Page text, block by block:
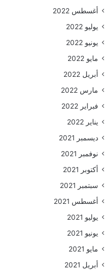
أغسطس 2022
يوليو 2022
يونيو 2022
مايو 2022
أبريل 2022
مارس 2022
فبراير 2022
يناير 2022
ديسمبر 2021
نوفمبر 2021
أكتوبر 2021
سبتمبر 2021
أغسطس 2021
يوليو 2021
يونيو 2021
مايو 2021
أبريل 2021